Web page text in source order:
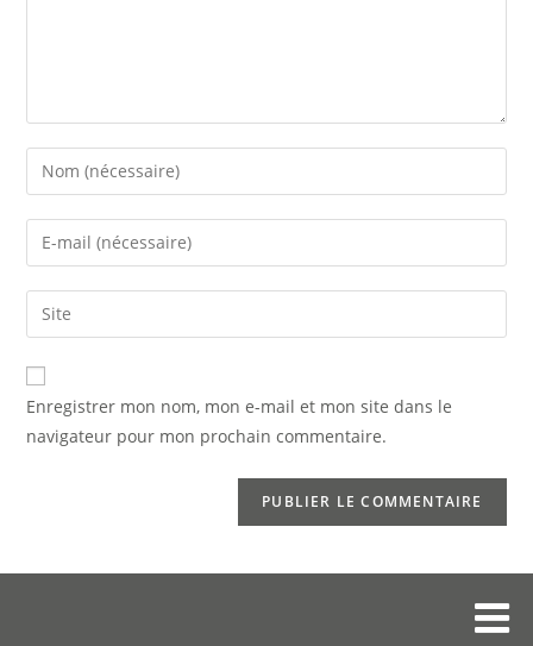
Enregistrer mon nom, mon e-mail et mon site dans le
navigateur pour mon prochain commentaire.